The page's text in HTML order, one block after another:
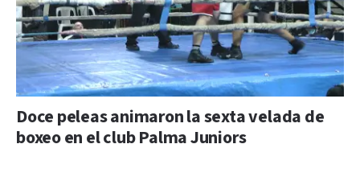
Doce peleas animaron la sexta velada de
boxeo en el club Palma Juniors